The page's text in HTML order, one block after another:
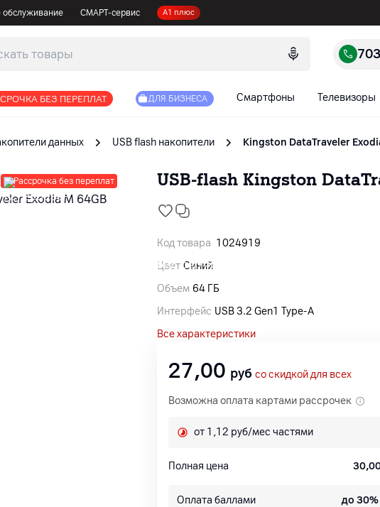
обслуживание СМАРТ-сервис А1 плюс
БЕЗ ПЕРЕПЛАТ ДЛЯ БИЗНЕСА Смартфоны Телевизоры
данных USB flash накопители Kingston DataTraveler
Рассрочка без переплат USB-flash Kingston
Код товара 1024919
Цвет Синий
Объем 64 ГБ
Интерфейс USB 3.2 Gen1 Type-A
Все характеристики
27,00 руб со скидкой для всех
Возможна оплата картами рассрочек
от 1,12 руб/мес частями
Полная цена
Оплата баллами до 30%